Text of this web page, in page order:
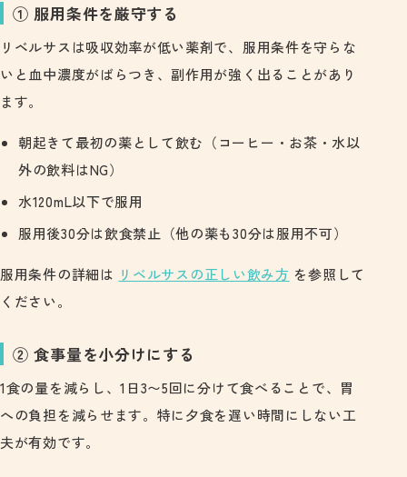
① 服用条件を厳守する
リベルサスは吸収効率が低い薬剤で、服用条件を守らな
いと血中濃度がばらつき、副作用が強く出ることがあり
ます。
朝起きて最初の薬として飲む（コーヒー・お茶・水以
外の飲料はNG）
水120mL以下で服用
服用後30分は飲食禁止（他の薬も30分は服用不可）
服用条件の詳細は リベルサスの正しい飲み方 を参照して
ください。
② 食事量を小分けにする
1食の量を減らし、1日3〜5回に分けて食べることで、胃
への負担を減らせます。特に夕食を遅い時間にしない工
夫が有効です。